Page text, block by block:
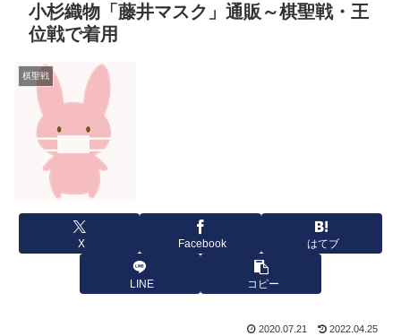
小杉織物「藤井マスク」通販～棋聖戦・王
位戦で着用
棋聖戦
X Facebook はてブ
LINE コピー
2020.07.21 2022.04.25